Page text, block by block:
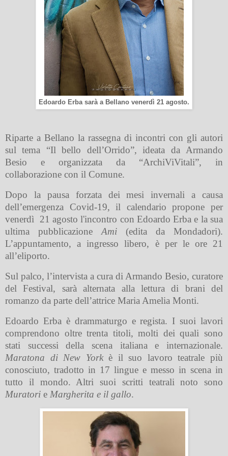
Edoardo Erba sarà a Bellano venerdì 21 agosto.
Riparte a Bellano la rassegna di incontri con gli autori
sul tema “Il bello dell’Orrido”, ideata da Armando
Besio e organizzata da “ArchiViVitali”, in
collaborazione con il Comune.
Dopo la pausa forzata dei mesi invernali a causa
dell’emergenza Covid-19, il calendario propone per
venerdì 21 agosto l'incontro con Edoardo Erba e la sua
ultima pubblicazione Ami (edita da Mondadori).
L’appuntamento, a ingresso libero, è per le ore 21
all’eliporto.
Sul palco, l’intervista a cura di Armando Besio, curatore
del Festival, sarà alternata alla lettura di brani del
romanzo da parte dell’attrice Maria Amelia Monti.
Edoardo Erba è drammaturgo e regista. I suoi lavori
comprendono oltre trenta titoli, molti dei quali sono
stati successi della scena italiana e internazionale.
Maratona di New Yorkè il suo lavoro teatrale più
conosciuto, tradotto in 17 lingue e messo in scena in
tutto il mondo. Altri suoi scritti teatrali noto sono
Muratori e Margherita e il gallo.